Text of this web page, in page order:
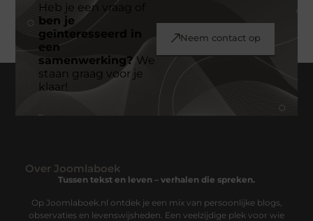
Heb je een vraag of
ben je
geïnteresseerd in
een
samenwerking? We
staan graag voor je
klaar!
Neem contact op
Over Joomlaboek
Tussen tekst en leven – verhalen die spreken.
Op Joomlaboek.nl ontdek je een mix van persoonlijke blogs,
observaties en levenswijsheden. Een veelzijdige plek voor wie